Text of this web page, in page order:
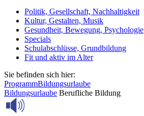
Politik, Gesellschaft, Nachhaltigkeit
Kultur, Gestalten, Musik
Gesundheit, Bewegung, Psychologie
Specials
Schulabschlüsse, Grundbildung
Fit und aktiv im Alter
Sie befinden sich hier:
ProgrammBildungsurlaube
Bildungsurlaube Berufliche Bildung